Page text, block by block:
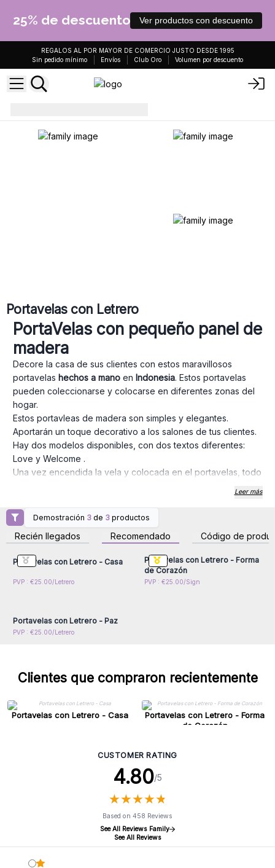
25% de descuento Ver productos con descuento
REGALOS AL POR MAYOR DE COMERCIO JUSTO DESDE 1995
Sin pedido mínimo
Envíos Club Oro Volumen por descuento
Portavelas con Letrero
PortaVelas con pequeño panel de
madera
Decore la casa de sus clientes con estos maravillosos
portavelas hechos a manoen Indonesia. Estos portavelas
pueden coleccionarse y colocarse en diferentes zonas del
hogar.
Estos portavleas de madera son simples y elegantes.
Aportarán un toque decorativo a los salones de tus clientes.
Hay dos modelos disponibles, con dos textos diferentes:
Love y Welcome .
Una vez encendida la vela y colocada en el portavelas, todo
Leer más
Demostración 3 de 3 productos
Recién llegados Recomendado Código de
Inicie sesión o regístrese
para obtener precios al
por mayor
Portavelas con Letrero - Casa
PVP : €25.00/Letrero
para obtener precios al
por mayor
Portavelas con Letrero - Forma
de Corazón
PVP : €25.00/Sign
Inicie sesión o regístrese
Portavelas con Letrero - Paz
PVP : €25.00/Letrero
Clientes que compraron recientemente
Portavelas con Letrero - Casa
Portavelas con Letrero - Forma
de Corazón
CUSTOMER RATING
4.80/5
★★★★★
★★★★★
Based on 458 Reviews
See All Reviews Family
See All Reviews